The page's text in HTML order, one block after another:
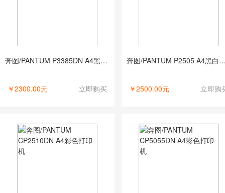
奔图/PANTUM P3385DN A4黑白打印机
￥2300.00元 立即购买
奔图/PANTUM P2505
￥2500.00元 立即购